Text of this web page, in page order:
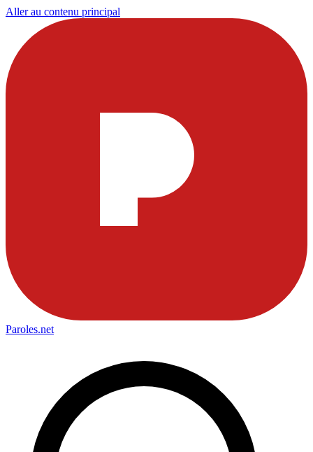
Aller au contenu principal
Paroles.net